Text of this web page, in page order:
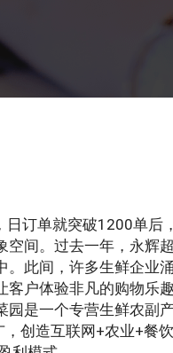
日订单就突破1200单后
间。过去一年，永辉
此间，许多生鲜企业
户体验非凡的购物乐
是一个专营生鲜农副
创造互联网+农业+餐